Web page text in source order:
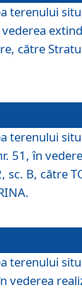
terenului
către
terenului
51, în
sc. B, către
terenului
vederea